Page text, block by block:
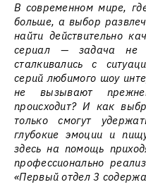
В современном мире,
больше, а выбор
найти действительно
сериал — задача не
сталкивались с
серий любимого шоу
не вызывают
происходит? И как
только смогут
глубокие эмоции и
здесь на помощь
профессионально
«Первый отдел 3